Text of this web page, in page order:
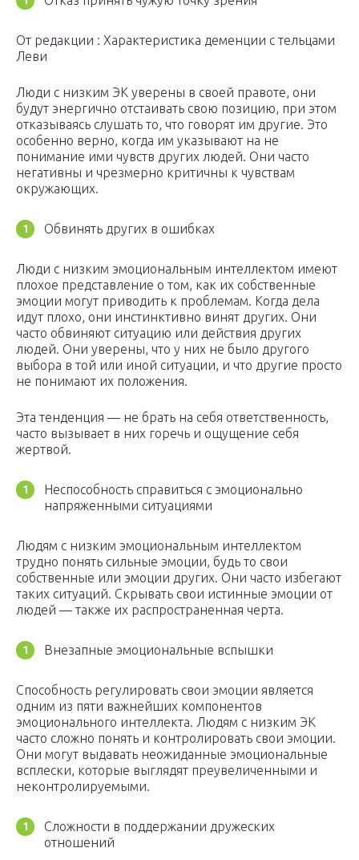
От редакции : Характеристика деменции с тельцами
Леви
Люди с низким ЭК уверены в своей правоте, они
будут энергично отстаивать свою позицию, при этом
отказываясь слушать то, что говорят им другие. Это
особенно верно, когда им указывают на не
понимание ими чувств других людей. Они часто
негативны и чрезмерно критичны к чувствам
окружающих.
Обвинять других в ошибках
Люди с низким эмоциональным интеллектом имеют
плохое представление о том, как их собственные
эмоции могут приводить к проблемам. Когда дела
идут плохо, они инстинктивно винят других. Они
часто обвиняют ситуацию или действия других
людей. Они уверены, что у них не было другого
выбора в той или иной ситуации, и что другие просто
не понимают их положения.
Эта тенденция — не брать на себя ответственность,
часто вызывает в них горечь и ощущение себя
жертвой.
Неспособность справиться с эмоционально
напряженными ситуациями
Людям с низким эмоциональным интеллектом
трудно понять сильные эмоции, будь то свои
собственные или эмоции других. Они часто избегают
таких ситуаций. Скрывать свои истинные эмоции от
людей — также их распространенная черта.
Внезапные эмоциональные вспышки
Способность регулировать свои эмоции является
одним из пяти важнейших компонентов
эмоционального интеллекта. Людям с низким ЭК
часто сложно понять и контролировать свои эмоции.
Они могут выдавать неожиданные эмоциональные
всплески, которые выглядят преувеличенными и
неконтролируемыми.
Сложности в поддержании дружеских
отношений